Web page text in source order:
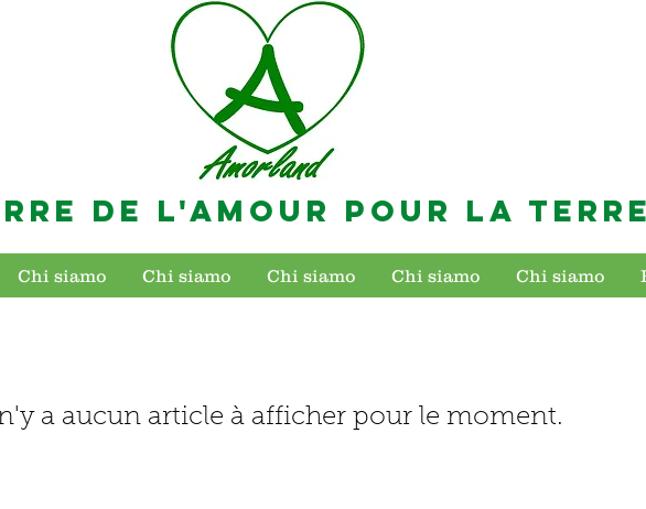
DE L'AMOUR POUR LA TERRE
Chi siamo Chi siamo Chi siamo Chi siamo Chi siamo
a aucun article à afficher pour le moment.